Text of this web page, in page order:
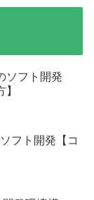
ソフト開発
フト開発【コ